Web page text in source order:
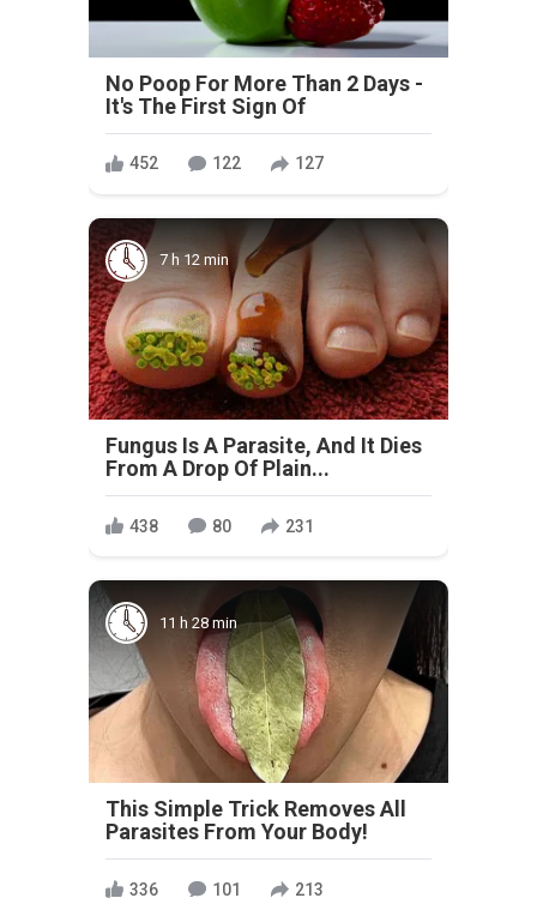
No Poop For More Than 2 Days -
It's The First Sign Of
452 122 127
7 h 12 min
Fungus Is A Parasite, And It Dies
From A Drop Of Plain...
438 80 231
11 h 28 min
This Simple Trick Removes All
Parasites From Your Body!
336 101 213